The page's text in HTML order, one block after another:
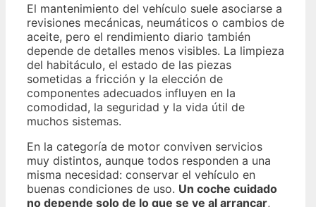
El mantenimiento del vehículo suele asociarse a
revisiones mecánicas, neumáticos o cambios de
aceite, pero el rendimiento diario también
depende de detalles menos visibles. La limpieza
del habitáculo, el estado de las piezas
sometidas a fricción y la elección de
componentes adecuados influyen en la
comodidad, la seguridad y la vida útil de
muchos sistemas.
En la categoría de motor conviven servicios
muy distintos, aunque todos responden a una
misma necesidad: conservar el vehículo en
buenas condiciones de uso. Un coche cuidado
no depende solo de lo que se ve al arrancar,